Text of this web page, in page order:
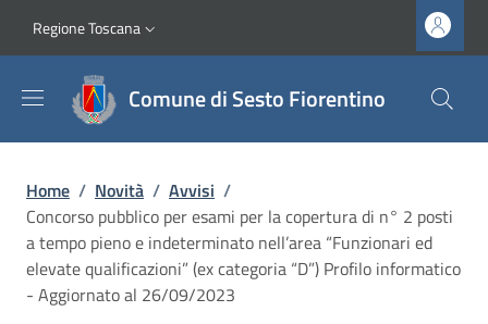
Slim top
Regione Toscana
Comune di Sesto Fiorentino
Briciole di pane
Home / Novità / Avvisi /
Concorso pubblico per esami per la copertura di n° 2 posti
a tempo pieno e indeterminato nell’area “Funzionari ed
elevate qualificazioni” (ex categoria “D”) Profilo informatico
- Aggiornato al 26/09/2023